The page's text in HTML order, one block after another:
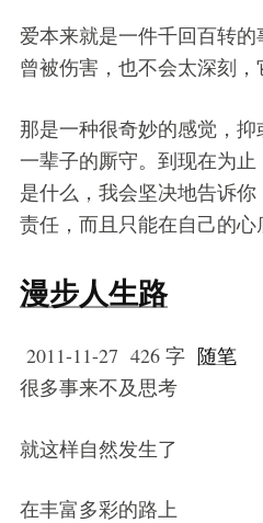
爱本来就是一件千回百转
曾被伤害，也不会太深刻
那是一种很奇妙的感觉，
一辈子的厮守。到现在为
是什么，我会坚决地告诉
责任，而且只能在自己的心
漫步人生路
2011-11-27 426 字 随笔
很多事来不及思考
就这样自然发生了
在丰富多彩的路上